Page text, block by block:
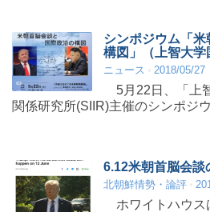
シンポジウム「
構図」（上智大学
ニュース 2018/05/27
5月22日、「上
関係研究所(SIIR)主催のシンポジ
6.12米朝首脳会談
北朝鮮情勢・論評
ホワイトハウス